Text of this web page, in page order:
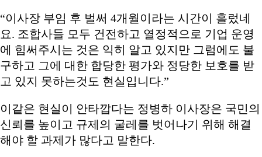
“이사장 부임 후 벌써 4개월이라는 시간이 흘렀네
요. 조합사들 모두 건전하고 열정적으로 기업 운영
에 힘써주시는 것은 익히 알고 있지만 그럼에도 불
구하고 그에 대한 합당한 평가와 정당한 보호를 받
고 있지 못하는것도 현실입니다.”
이같은 현실이 안타깝다는 정병하 이사장은 국민의
신뢰를 높이고 규제의 굴레를 벗어나기 위해 해결
해야 할 과제가 많다고 말한다.